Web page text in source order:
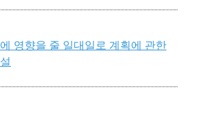
영향을 줄 일대일로 계획에 관한